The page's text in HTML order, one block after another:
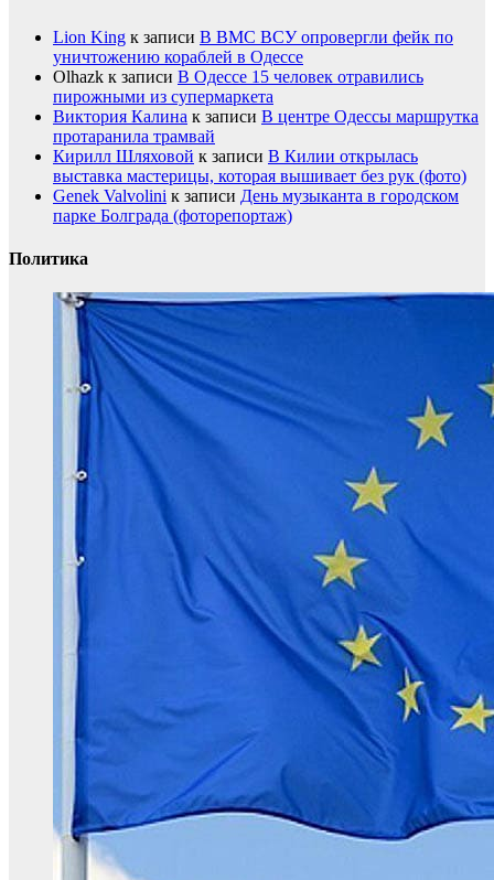
Lion King к записи В ВМС ВСУ опровергли фейк по
уничтожению кораблей в Одессе
Olhazk к записи В Одессе 15 человек отравились
пирожными из супермаркета
Виктория Калина к записи В центре Одессы маршрутка
протаранила трамвай
Кирилл Шляховой к записи В Килии открылась
выставка мастерицы, которая вышивает без рук (фото)
Genek Valvolini к записи День музыканта в городском
парке Болграда (фоторепортаж)
Политика